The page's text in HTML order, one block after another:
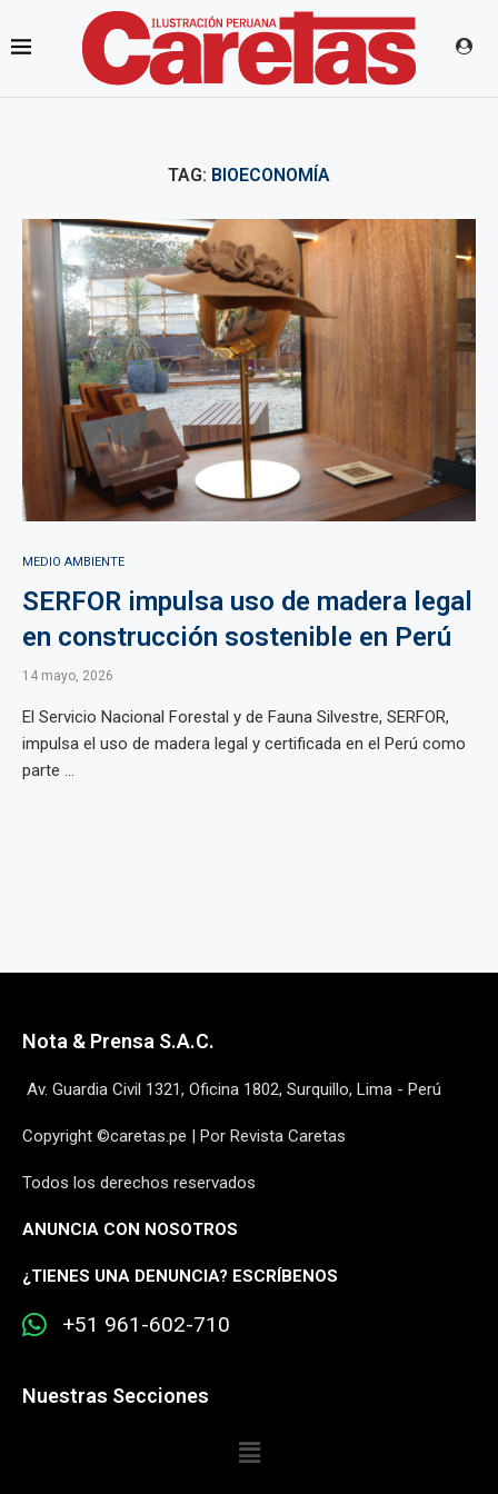
TAG: BIOECONOMÍA
MEDIO AMBIENTE
SERFOR impulsa uso de madera legal
en construcción sostenible en Perú
14 mayo, 2026
El Servicio Nacional Forestal y de Fauna Silvestre, SERFOR,
impulsa el uso de madera legal y certificada en el Perú como
parte ...
Nota & Prensa S.A.C.
Av. Guardia Civil 1321, Oficina 1802, Surquillo, Lima - Perú
Copyright ©caretas.pe | Por Revista Caretas
Todos los derechos reservados
ANUNCIA CON NOSOTROS
¿TIENES UNA DENUNCIA? ESCRÍBENOS
+51 961-602-710
Nuestras Secciones